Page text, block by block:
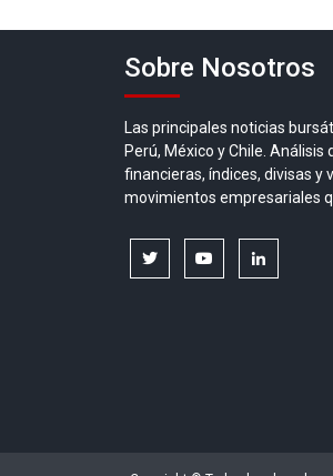
Sobre Nosotros
Las principales noticias
Perú, México y Chile. Análisis
financieras, índices, divisas y
movimientos empresariales
twitter youtubelinkedin